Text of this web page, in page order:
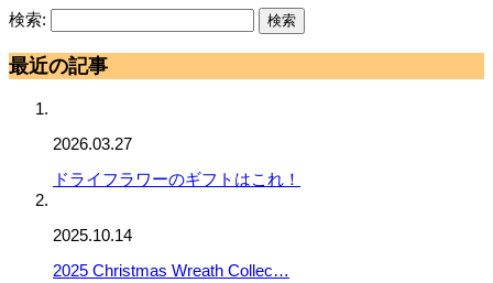
検索:
最近の記事
2026.03.27
ドライフラワーのギフトはこれ！
2025.10.14
2025 Christmas Wreath Collec…